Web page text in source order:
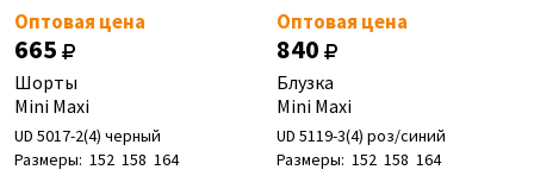
Оптовая цена
665
Шорты
Mini Maxi
UD 5017-2(4) черный
Размеры: 152 158 164
Оптовая цена
840
Блузка
Mini Maxi
UD 5119-3(4) роз/синий
Размеры: 152 158 164